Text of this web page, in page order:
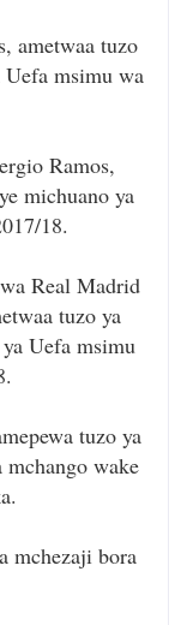
ametwaa tuzo
msimu wa
Ramos,
michuano ya
18.
Real Madrid
tuzo ya
Uefa msimu
tuzo ya
wake
mchezaji bora